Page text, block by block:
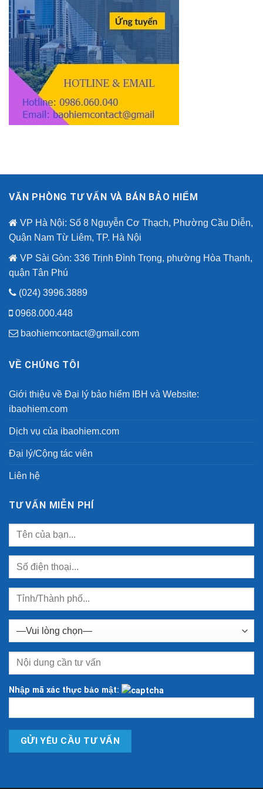
VĂN PHÒNG TƯ VẤN VÀ BÁN BẢO HIỂM
VP Hà Nội: Số 8 Nguyễn Cơ Thạch, Phường Cầu Diễn,
Quận Nam Từ Liêm, TP. Hà Nội
VP Sài Gòn: 336 Trịnh Đình Trọng, phường Hòa Thạnh,
quận Tân Phú
(024) 3996.3889
0968.000.448
baohiemcontact@gmail.com
VỀ CHÚNG TÔI
Giới thiệu về Đại lý bảo hiểm IBH và Website:
ibaohiem.com
Dịch vụ của ibaohiem.com
Đại lý/Cộng tác viên
Liên hệ
TƯ VẤN MIỄN PHÍ
Nhập mã xác thực bảo mật: